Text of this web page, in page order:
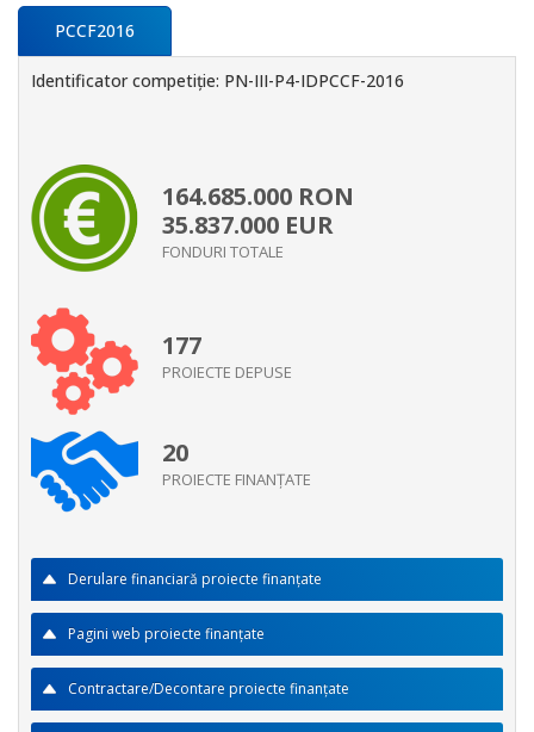
PCCF2016
Identificator competiţie: PN-III-P4-IDPCCF-2016
164.685.000 RON
35.837.000 EUR
FONDURI TOTALE
177
PROIECTE DEPUSE
20
PROIECTE FINANŢATE
Derulare financiară proiecte finanţate
Pagini web proiecte finanţate
Contractare/Decontare proiecte finanţate